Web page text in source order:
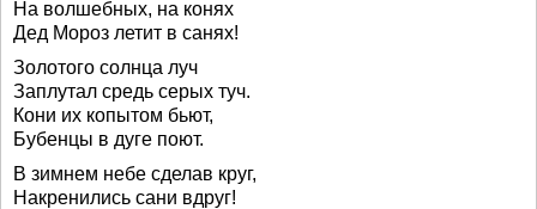
На волшебных, на конях
Дед Мороз летит в санях!
Золотого солнца луч
Заплутал средь серых туч.
Кони их копытом бьют,
Бубенцы в дуге поют.
В зимнем небе сделав круг,
Накренились сани вдруг!